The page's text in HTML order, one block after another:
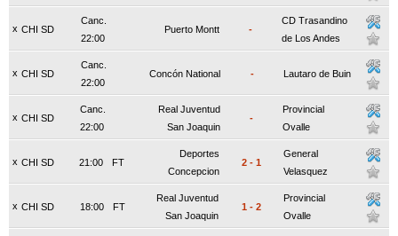
x CHI SD
Canc.
22:00
Puerto Montt -
CD Trasandino
de Los Andes
x CHI SD
Canc.
22:00
Concón National - Lautaro de Buin
x CHI SD
Canc.
22:00
Real Juventud
San Joaquin
-
Provincial
Ovalle
x CHI SD FT
21:00
Deportes
Concepcion
2 - 1
General
Velasquez
x CHI SD FT
18:00
Real Juventud
San Joaquin
1 - 2
Provincial
Ovalle